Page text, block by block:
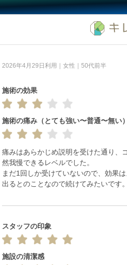
2026年4月29日利用｜女性｜50代前半
施術の効果
施術の痛み（とても強い〜普通〜無い）
痛みはあらかじめ説明を受けた通り、
然我慢できるレベルでした。
まだ1回しか受けていないので、効果
出るとのことなので続けてみたいです。
スタッフの印象
施設の清潔感